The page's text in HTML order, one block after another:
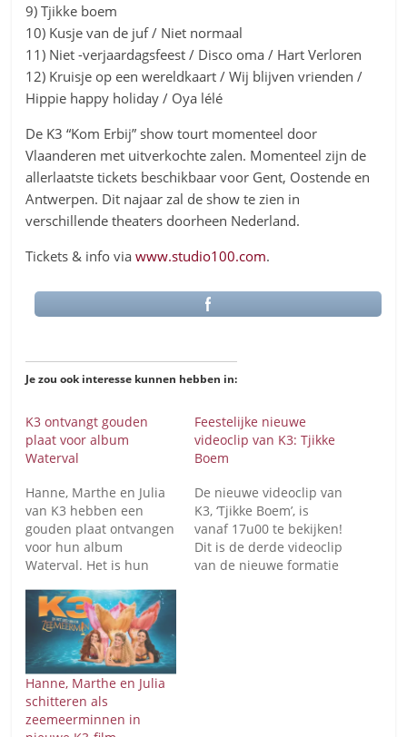
9) Tjikke boem
10) Kusje van de juf / Niet normaal
11) Niet -verjaardagsfeest / Disco oma / Hart Verloren
12) Kruisje op een wereldkaart / Wij blijven vrienden /
Hippie happy holiday / Oya lélé
De K3 “Kom Erbij” show tourt momenteel door
Vlaanderen met uitverkochte zalen. Momenteel zijn de
allerlaatste tickets beschikbaar voor Gent, Oostende en
Antwerpen. Dit najaar zal de show te zien in
verschillende theaters doorheen Nederland.
Tickets & info viawww.studio100.com.
Je zou ook interesse kunnen hebben in:
K3 ontvangt gouden
plaat voor album
Waterval
Hanne, Marthe en Julia
van K3 hebben een
gouden plaat ontvangen
voor hun album
Waterval. Het is hun
deze nieuwe formatie.
Twee maanden na de
release van de single
Waterval is het liedje
ook nog zeven miljoen
keer gestreamd, is het
album twaalf miljoen
keer gestreamd…
Feestelijke nieuwe
videoclip van K3: Tjikke
Boem
De nieuwe videoclip van
K3, ‘Tjikke Boem’, is
vanaf 17u00 te bekijken!
Dit is de derde videoclip
van de nieuwe formatie
Hanne, Marthe en Julia
schitteren als
zeemeerminnen in